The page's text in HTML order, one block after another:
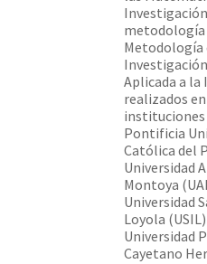
Metodología
Aplicada a
realizados
Pontificia
Católica del
Universidad
Montoya
Universidad
Loyola
Universidad
Cayetano